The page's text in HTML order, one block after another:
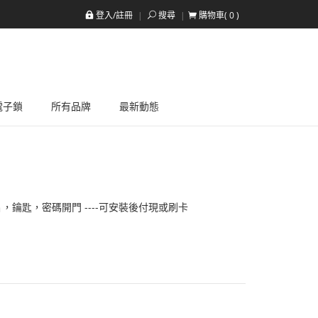
登入/註冊 搜尋 購物車( 0)
鎖 所有品牌 最新動態
鑰匙，密碼開門 ----可安裝後付現或刷卡